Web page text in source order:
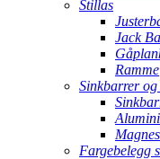
Stillas
Jack
Ramme
Sinkbarrer
Fargebelegg